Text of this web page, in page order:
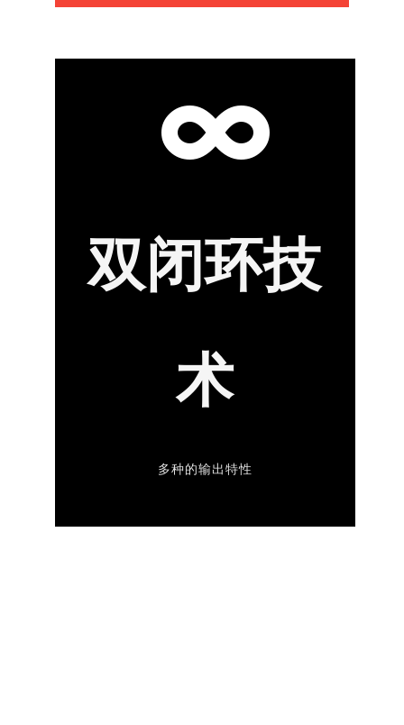
双闭环技
术
多种的输出特性